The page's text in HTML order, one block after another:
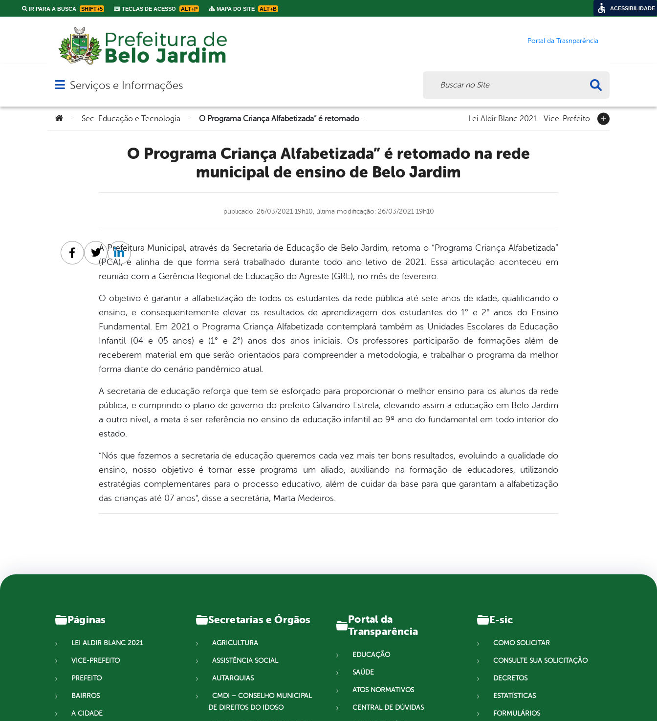
IR PARA A BUSCA SHIFT+5 TECLAS DE ACESSO ALT+P MAPA DO SITE ALT+B
Portal da Trasnparência
Abrir menu principal de navegação
Serviços e Informações
Você está aqui:Sec. Educação e Tecnologia Lei Aldir Blanc 2021 Vice-Prefeito
O Programa Criança Alfabetizada” é retomado na rede
municipal de ensino de Belo Jardim
publicado: 26/03/2021 19h10, última modificação: 26/03/2021 19h10
A Prefeitura Municipal, através da Secretaria de Educação de Belo Jardim, retoma o “Programa Criança Alfabetizada”
(PCA), e alinha de que forma será trabalhado durante todo ano letivo de 2021. Essa articulação aconteceu em
reunião com a Gerência Regional de Educação do Agreste (GRE), no mês de fevereiro.
O objetivo é garantir a alfabetização de todos os estudantes da rede pública até sete anos de idade, qualificando o
ensino, e consequentemente elevar os resultados de aprendizagem dos estudantes do 1° e 2° anos do Ensino
Fundamental. Em 2021 o Programa Criança Alfabetizada contemplará também as Unidades Escolares da Educação
Infantil (04 e 05 anos) e (1° e 2°) anos dos anos iniciais. Os professores participarão de formações além de
receberem material em que serão orientados para compreender a metodologia, e trabalhar o programa da melhor
forma diante do cenário pandêmico atual.
A secretaria de educação reforça que tem se esforçado para proporcionar o melhor ensino para os alunos da rede
pública, e cumprindo o plano de governo do prefeito Gilvandro Estrela, elevando assim a educação em Belo Jardim
a outro nível, a meta é ser referência no ensino da educação infantil ao 9º ano do fundamental em todo interior do
estado.
“Nós que fazemos a secretaria de educação queremos cada vez mais ter bons resultados, evoluindo a qualidade do
ensino, nosso objetivo é tornar esse programa um aliado, auxiliando na formação de educadores, utilizando
estratégias complementares para o processo educativo, além de cuidar da base para que garantam a alfabetização
das crianças até 07 anos”, disse a secretária, Marta Medeiros.
Facebook
TwitterLinkedin
Páginas
LEI ALDIR BLANC 2021
VICE-PREFEITO
PREFEITO
BAIRROS
A CIDADE
Secretarias e Órgãos
AGRICULTURA
ASSISTÊNCIA SOCIAL
AUTARQUIAS
CMDI – CONSELHO MUNICIPAL
DE DIREITOS DO IDOSO
Portal da
Transparência
EDUCAÇÃO
SAÚDE
ATOS NORMATIVOS
CENTRAL DE DÚVIDAS
E-sic
COMO SOLICITAR
CONSULTE SUA SOLICITAÇÃO
DECRETOS
ESTATÍSTICAS
FORMULÁRIOS
ACESSIBILIDADE